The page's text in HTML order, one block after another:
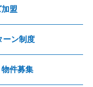
盟
ーン制度
件募集